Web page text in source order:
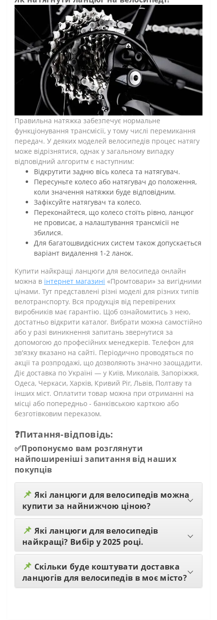
Правильна натяжка забезпечує нормальне
функціонування трансмісії, у тому числі перемикання
передач. У деяких моделей велосипедів процес натягу
може відрізнятися, однак у загальному випадку
відповідний алгоритм є наступним:
Відкрутити задню вісь колеса та натягувач.
Пересуньте колесо або натягувач до положення,
коли значення натяжки буде відповідним.
Зафіксуйте натягувач та колесо.
Переконайтеся, що колесо стоїть рівно, ланцюг
не провисає, а налаштування трансмісії не
збилися.
Для багатошвидкісних систем також допускається
варіант видалення 1-2 ланок.
Купити найкращі ланцюги для велосипеда онлайн
можна в інтернет магазині «Промтовари» за вигідними
цінами. Тут представлені різні моделі для різних типів
велотранспорту. Вся продукція від перевірених
виробників має гарантію. Щоб ознайомитись з нею,
достатньо відкрити каталог. Вибрати можна самостійно
або у разі виникнення запитань звернутися за
допомогою до професійних менеджерів. Телефон для
зв'язку вказано на сайті. Періодично проводяться по
акції та розпродажі, що дозволяють значно заощадити.
Діє доставка по Україні — у Київ, Миколаїв, Запоріжжя,
Одеса, Черкаси, Харків, Кривий Ріг, Львів, Полтаву та
інших міст. Оплатити товар можна при отриманні на
місці або попередньо - банківською карткою або
безготівковим переказом.
❓Питання-відповідь:
✅Пропонуємо вам розглянути
найпоширеніші запитання від наших
покупців
📌 Які ланцюги для велосипедів можна
купити за найнижчою ціною?
📌 Які ланцюги для велосипедів
найкращі? Вибір у 2025 році.
📌 Скільки буде коштувати доставка
ланцюгів для велосипедів в моє місто?